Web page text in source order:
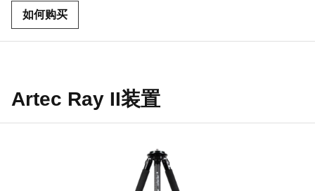
如何购买
Artec Ray II装置